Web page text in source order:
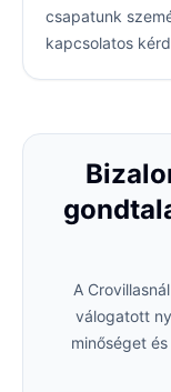
csapatunk
kapcsolatos
A
válogatott
minőséget